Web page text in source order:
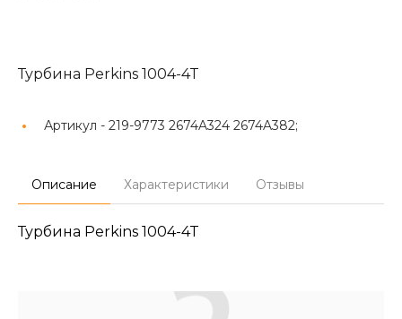
Турбина Perkins 1004-4T
Артикул - 219-9773 2674A324 2674A382;
Описание Характеристики Отзывы
Турбина Perkins 1004-4T